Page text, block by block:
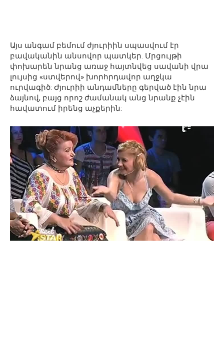
Այս անգամ բեմում ժյուրիին սպասվում էր
բավականին անսովոր պատկեր. Մրցույթի
փոխարեն նրանց առաջ հայտնվեց սավանի վրա
լույսից «ստվերով» խորհրդավոր աղջկա
ուրվագիծ: Ժյուրիի անդամները գերված էին նրա
ձայնով, բայց որոշ ժամանակ անց նրանք չէին
հավատում իրենց աչքերին: